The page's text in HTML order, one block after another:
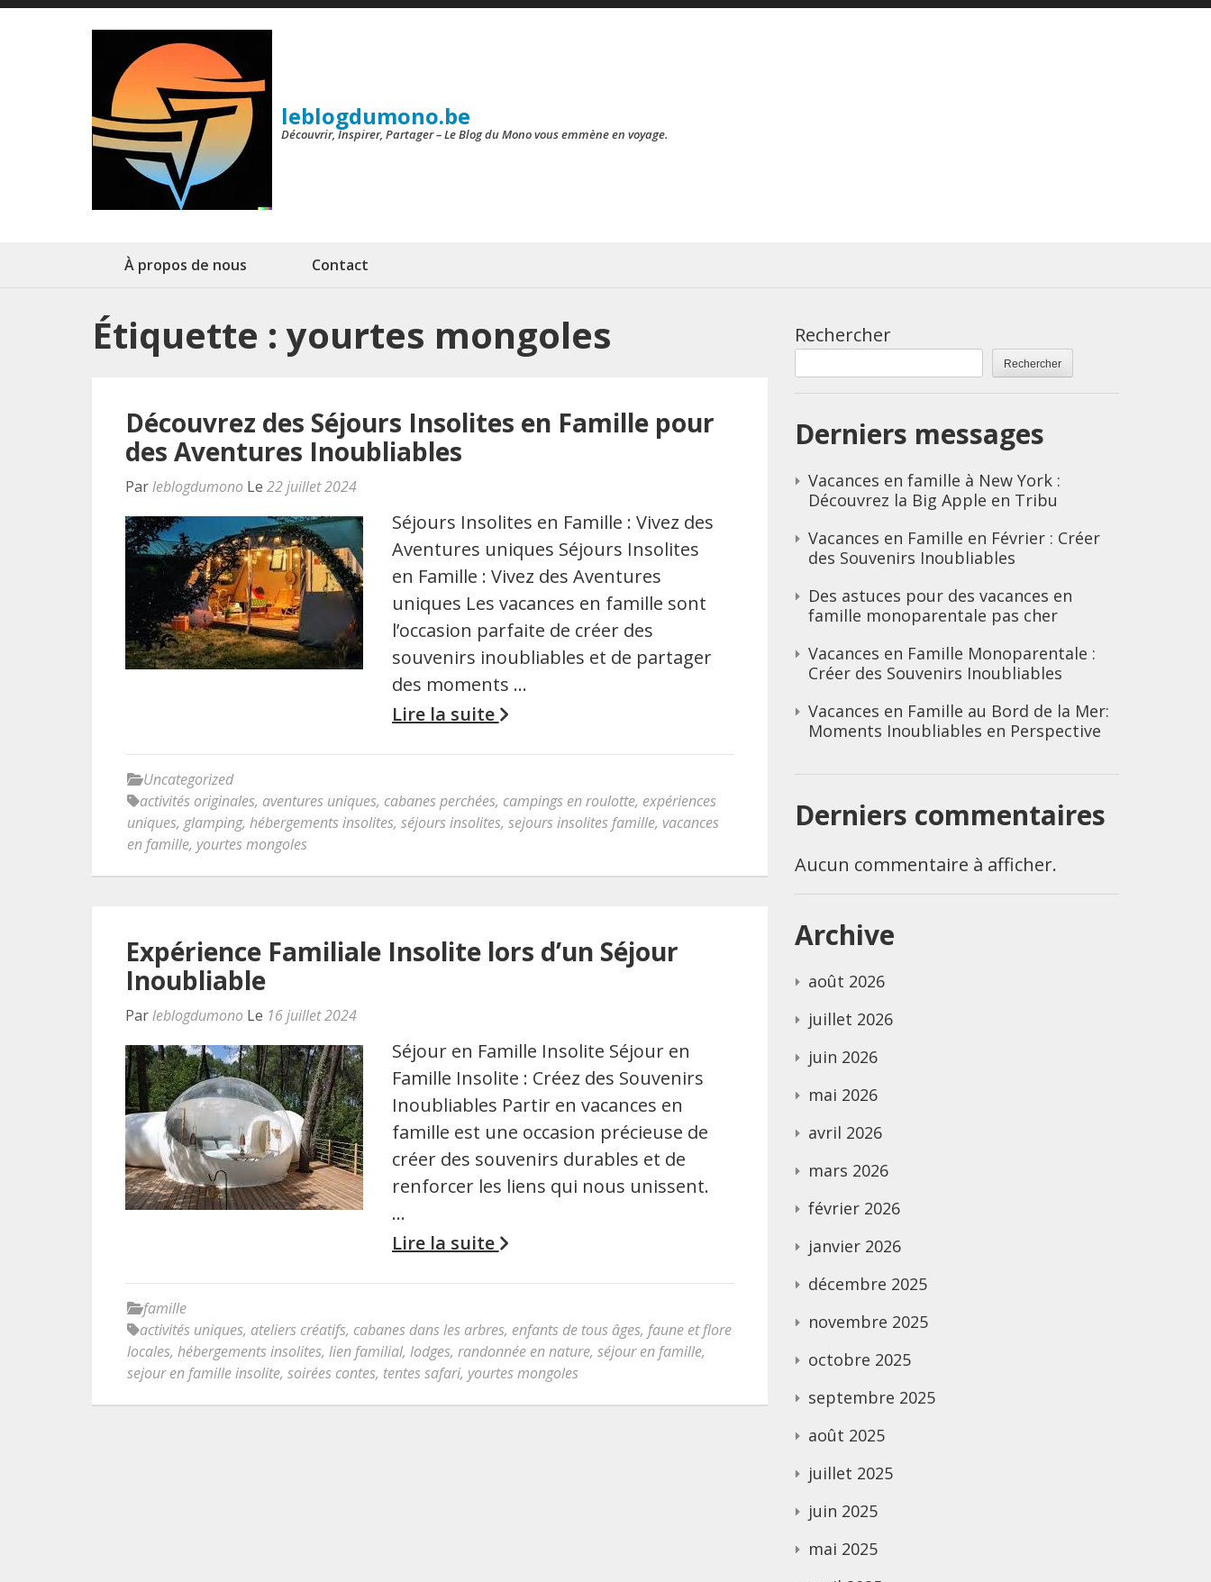
Aller
leblogdumono.be
Découvrir, Inspirer, Partager – Le Blog du Mono vous emmène en voyage.
À propos de nous Contact
Étiquette :yourtes mongoles
Découvrez des Séjours Insolites en Famille pour
des Aventures Inoubliables
Parleblogdumono Le 22 juillet 2024
Séjours Insolites en Famille : Vivez des
Aventures uniques Séjours Insolites
en Famille : Vivez des Aventures
uniques Les vacances en famille sont
l’occasion parfaite de créer des
souvenirs inoubliables et de partager
des moments …
Lire la suite
Uncategorized
activités originales, aventures uniques, cabanes perchées, campings en roulotte, expériences
uniques, glamping, hébergements insolites, séjours insolites, sejours insolites famille, vacances
en famille, yourtes mongoles
Expérience Familiale Insolite lors d’un Séjour
Inoubliable
Parleblogdumono Le 16 juillet 2024
Séjour en Famille Insolite Séjour en
Famille Insolite : Créez des Souvenirs
Inoubliables Partir en vacances en
famille est une occasion précieuse de
créer des souvenirs durables et de
renforcer les liens qui nous unissent.
…
Lire la suite
famille
activités uniques, ateliers créatifs, cabanes dans les arbres, enfants de tous âges, faune et flore
locales, hébergements insolites, lien familial, lodges, randonnée en nature, séjour en famille,
sejour en famille insolite, soirées contes, tentes safari, yourtes mongoles
Rechercher
Rechercher
Derniers messages
Vacances en famille à New York :
Découvrez la Big Apple en Tribu
Vacances en Famille en Février : Créer
des Souvenirs Inoubliables
Des astuces pour des vacances en
famille monoparentale pas cher
Vacances en Famille Monoparentale :
Créer des Souvenirs Inoubliables
Vacances en Famille au Bord de la Mer:
Moments Inoubliables en Perspective
Derniers commentaires
Aucun commentaire à afficher.
Archive
août 2026
juillet 2026
juin 2026
mai 2026
avril 2026
mars 2026
février 2026
janvier 2026
décembre 2025
novembre 2025
octobre 2025
septembre 2025
août 2025
juillet 2025
juin 2025
mai 2025